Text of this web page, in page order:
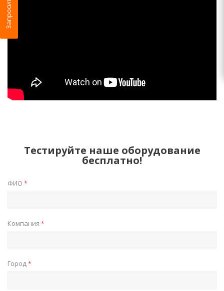
Тестируйте наше оборудование
бесплатно!
ФИО *
Компания *
Город*